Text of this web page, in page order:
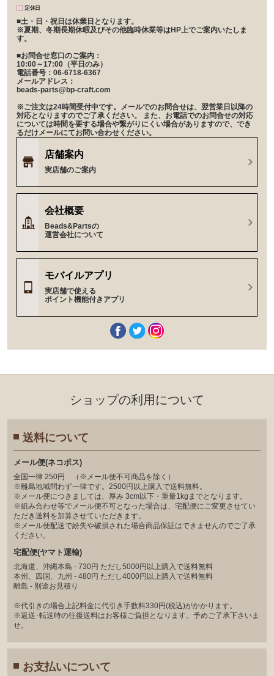
定休日
■土・日・祝日は休業日となります。
※夏期、冬期長期休暇及びその他臨時休業等はHP上でご案内いたしま
す。
■お問合せ窓口のご案内：
10:00～17:00（平日のみ）
電話番号：06-6718-6367
メールアドレス：
beads-parts@bp-craft.com
※ご注文は24時間受付中です。メールでのお問合せは、翌営業日以降の
対応となりますのでご了承ください。 また、お電話でのお問合せの対応
については時間を要する場合や繋がりにくい場合がありますので、でき
るだけメールにてお問い合わせください。
店舗案内
実店舗のご案内
会社概要
Beads&Partsの
運営会社について
モバイルアプリ
実店舗で使える
ポイント機能付きアプリ
ショップの利⽤について
送料について
メール便(ネコポス)
全国一律 250円 （※メール便不可商品を除く）
※離島地域問わず一律です。2500円以上購入で送料無料。
※メール便につきましては、厚み 3cm以下・重量1kgまでとなります。
※組み合わせ等でメール便不可となった場合は、宅配便にご変更させてい
ただき送料を加算させていただきます。
※メール便配送で紛失や破損された場合商品保証はできませんのでご了承
ください。
宅配便(ヤマト運輸)
北海道、沖縄本島 - 730円 ただし5000円以上購入で送料無料
本州、四国、九州 - 480円 ただし4000円以上購入で送料無料
離島 - 別途お見積り
※代引きの場合上記料金に代引き手数料330円(税込)がかかります。
※返送･転送時の往復送料はお客様ご負担となります。予めご了承下さいま
せ。
お支払いについて